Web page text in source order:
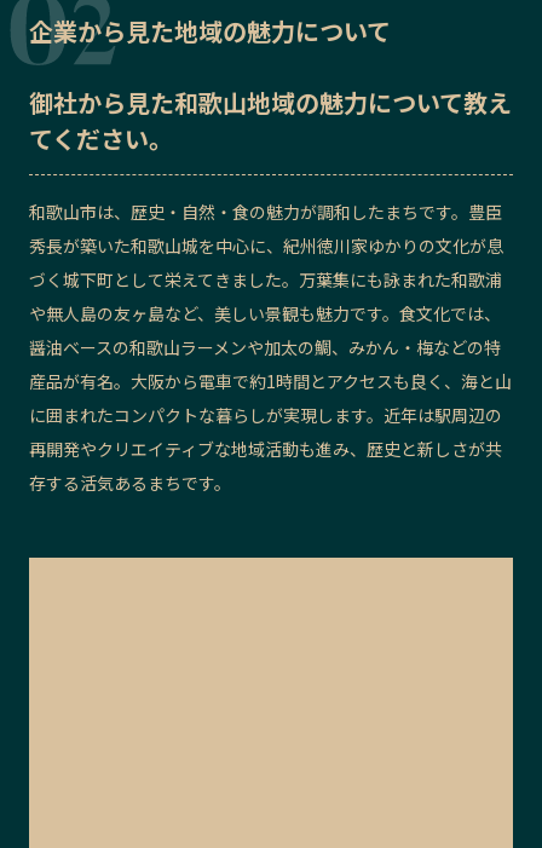
企業から見た地域の魅力について
御社から見た和歌山地域の魅力について教え
てください。
和歌山市は、歴史・自然・食の魅力が調和したまちです。豊臣
秀長が築いた和歌山城を中心に、紀州徳川家ゆかりの文化が息
づく城下町として栄えてきました。万葉集にも詠まれた和歌浦
や無人島の友ヶ島など、美しい景観も魅力です。食文化では、
醤油ベースの和歌山ラーメンや加太の鯛、みかん・梅などの特
産品が有名。大阪から電車で約1時間とアクセスも良く、海と山
に囲まれたコンパクトな暮らしが実現します。近年は駅周辺の
再開発やクリエイティブな地域活動も進み、歴史と新しさが共
存する活気あるまちです。